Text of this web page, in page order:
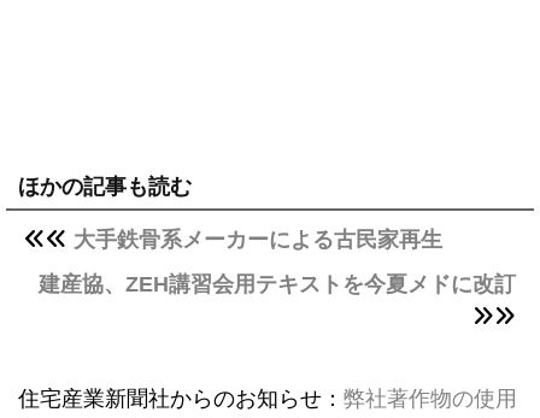
ほかの記事も読む
大手鉄骨系メーカーによる古民家再生
建産協、ZEH講習会用テキストを今夏メドに改訂
住宅産業新聞社からのお知らせ： 弊社著作物の使用